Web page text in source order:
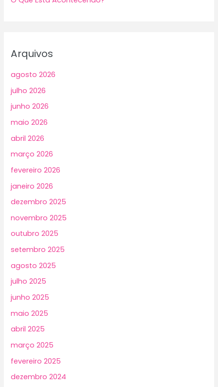
Arquivos
agosto 2026
julho 2026
junho 2026
maio 2026
abril 2026
março 2026
fevereiro 2026
janeiro 2026
dezembro 2025
novembro 2025
outubro 2025
setembro 2025
agosto 2025
julho 2025
junho 2025
maio 2025
abril 2025
março 2025
fevereiro 2025
dezembro 2024